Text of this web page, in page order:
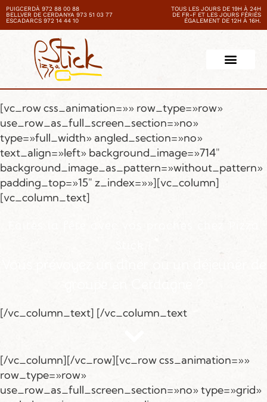
PUIGCERDÀ 972 88 00 88
BELLVER DE CERDANYA 973 51 03 77
ESCADARCS 972 14 44 10
TOUS LES JOURS DE 19H À 24H
DE FR-F ET LES JOURS FÉRIÉS
ÉGALEMENT DE 12H À 16H.
[vc_row css_animation=»» row_type=»row»
use_row_as_full_screen_section=»no»
type=»full_width» angled_section=»no»
text_align=»left» background_image=»714″
background_image_as_pattern=»without_pattern»
padding_top=»15″ z_index=»»][vc_column]
[vc_column_text]
[/vc_column_text] [/vc_column_text
[/vc_column][/vc_row][vc_row css_animation=»»
row_type=»row»
use_row_as_full_screen_section=»no» type=»grid»